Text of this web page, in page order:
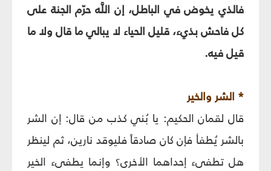
فالذي يخوض في الباطل، إن اللَّه حرّم الجنة على
كل فاحش بذي‏ء، قليل الحياء لا يبالي ما قال ولا ما
قيل فيه.
* الشر والخير
قال لقمان الحكيم: يا بُني كذب من قال: إن الشر
بالشر يُطفأ فإن كان صادقاً فليوقد نارين، ثم لينظر
هل تطفى‏ء إحداهما الأخرى؟ وإنما يطفى‏ء الخير